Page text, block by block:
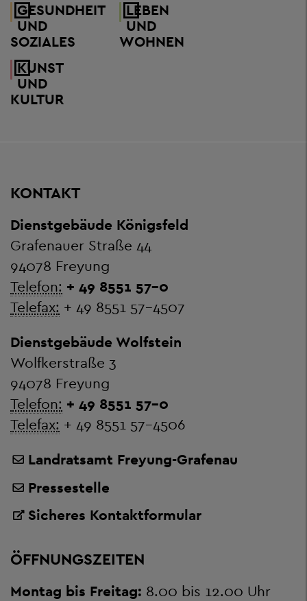
GESUNDHEIT
UND
SOZIALES
LEBEN
UND
WOHNEN
KUNST
UND
KULTUR
KONTAKT
Dienstgebäude Königsfeld
Grafenauer Straße 44
94078 Freyung
Telefon: + 49 8551 57-0
Telefax: + 49 8551 57-4507
Dienstgebäude Wolfstein
Wolfkerstraße 3
94078 Freyung
Telefon: + 49 8551 57-0
Telefax: + 49 8551 57-4506
Landratsamt Freyung-Grafenau
Pressestelle
Sicheres Kontaktformular
ÖFFNUNGSZEITEN
Montag bis Freitag: 8.00 bis 12.00 Uhr